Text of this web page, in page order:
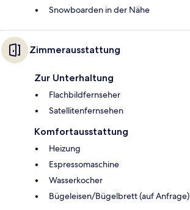
Snowboarden in der Nähe
Zimmerausstattung
Zur Unterhaltung
Flachbildfernseher
Satellitenfernsehen
Komfortausstattung
Heizung
Espressomaschine
Wasserkocher
Bügeleisen/Bügelbrett (auf Anfrage)